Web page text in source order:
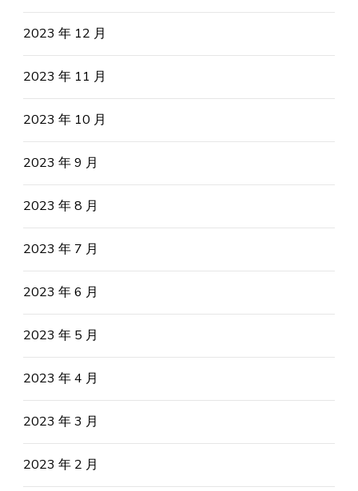
2023 年 12 月
2023 年 11 月
2023 年 10 月
2023 年 9 月
2023 年 8 月
2023 年 7 月
2023 年 6 月
2023 年 5 月
2023 年 4 月
2023 年 3 月
2023 年 2 月